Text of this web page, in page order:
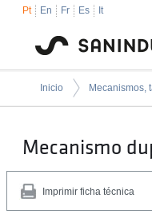
Pt En Fr Es It
Inicio
Mecanismo
Imprimir ficha técnica